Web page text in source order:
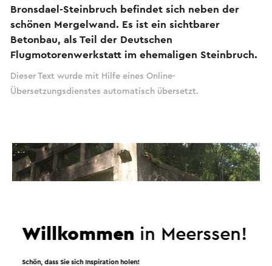
Bronsdael-Steinbruch befindet sich neben der
schönen Mergelwand. Es ist ein sichtbarer
Betonbau, als Teil der Deutschen
Flugmotorenwerkstatt im ehemaligen Steinbruch.
Dieser Text wurde mit Hilfe eines Online-
Übersetzungsdienstes automatisch übersetzt.
Willkommen in Meerssen!
Schön, dass Sie sich Inspiration holen!